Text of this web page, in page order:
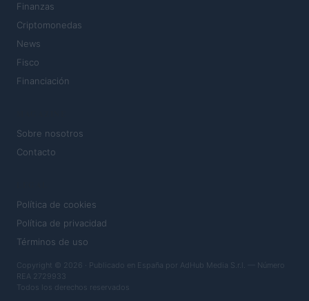
Finanzas
Criptomonedas
News
Fisco
Financiación
Sobre nosotros
Contacto
Política de cookies
Política de privacidad
Términos de uso
Copyright © 2026 · Publicado en España por AdHub Media S.r.l. — Número
REA 2729933
Todos los derechos reservados